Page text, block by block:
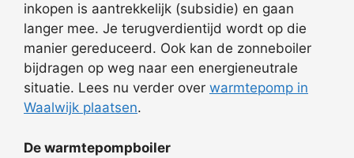
inkopen is aantrekkelijk (subsidie) en gaan
langer mee. Je terugverdientijd wordt op die
manier gereduceerd. Ook kan de zonneboiler
bijdragen op weg naar een energieneutrale
situatie. Lees nu verder over warmtepomp in
Waalwijk plaatsen.
De warmtepompboiler